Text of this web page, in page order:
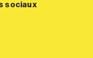
sociaux